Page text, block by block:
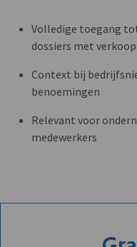
Volledige toegang
dossiers met
Context bij
benoemingen
Relevant voor
medewerkers